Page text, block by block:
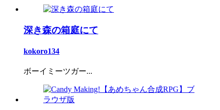
深き森の箱庭にて
kokoro134
ボーイミーツガー...